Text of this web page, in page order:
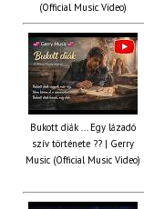
(Official Music Video)
Bukott diák ... Egy lázadó
szív története ?? | Gerry
Music (Official Music Video)